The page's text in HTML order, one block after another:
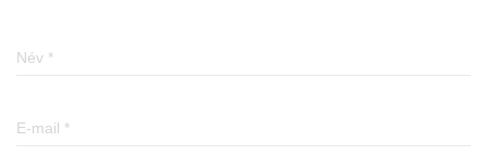
Név *
E-mail *